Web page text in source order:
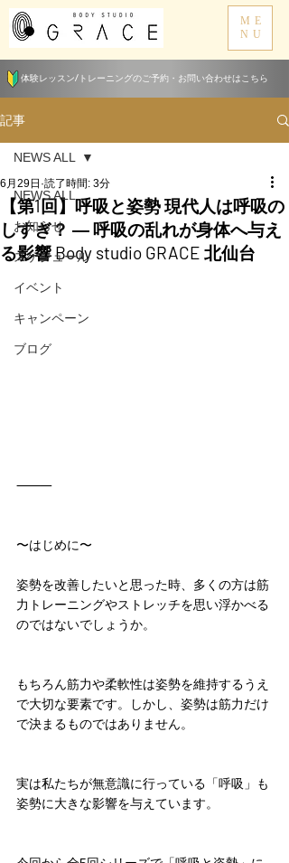
ME
NU
体験レッスン/トレーニングのご予約・お問い合わせはこちら
記事
NEWS ALL
お知らせ
スケジュール
イベント
キャンペーン
ブログ
NEWS ALL
【第1回】呼吸と姿勢 現代人は呼吸の
しすぎ？ ― 呼吸の乱れが身体へ与え
る影響 Body studio GRACE 北仙台
6月29日 読了時間: 3分
⸻
〜はじめに〜
姿勢を改善したいと思った時、多くの方は筋
力トレーニングやストレッチを思い浮かべる
のではないでしょうか。
もちろん筋力や柔軟性は姿勢を維持するうえ
で大切な要素です。しかし、姿勢は筋力だけ
で決まるものではありません。
実は私たちが無意識に行っている「呼吸」も
姿勢に大きな影響を与えています。